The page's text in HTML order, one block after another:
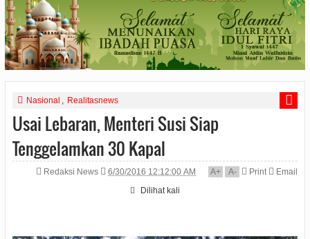
Nasional Realitasnews
Usai Lebaran, Menteri Susi Siap
Tenggelamkan 30 Kapal
Redaksi News 6/30/2016 12:12:00 AM A+ A- Print
Email
Dilihat kali